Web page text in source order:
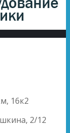
16к2
2/12